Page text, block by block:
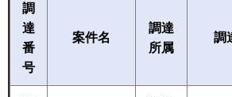
調
達
番
号
案件名
調達
所属
調